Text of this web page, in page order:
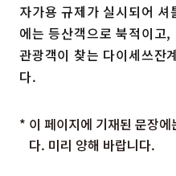
자가용 규제가 실시되어
에는 등산객으로 북적이고
관광객이 찾는 다이세쓰잔
다.
* 이 페이지에 기재된 문장
다. 미리 양해 바랍니다.